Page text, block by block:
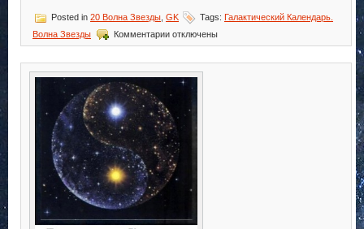
Posted in 20 Волна Звезды GK Tags: Галактический Календарь.
Волна Звезды
Комментариик
записи
Календарь.
Волна
Звезды
отключены